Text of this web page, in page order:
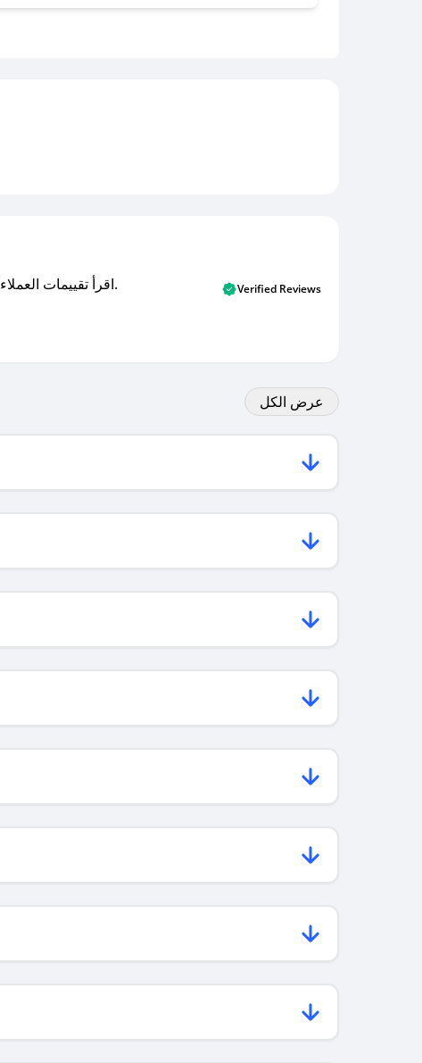
اقرأ تقييمات العملاء الأصلية والتقييمات من المشترين المتحققين. اكتشف ما يعتقده المستخدمون الحقيقيون حول خدمتنا وتعلم من تجاربهم. Verified Reviews
عرض الكل